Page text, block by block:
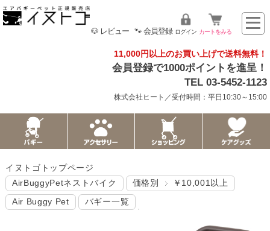
11,000円以上のお買い上げで送料無料！
会員登録で1000ポイントを進呈！
TEL 03-5452-1123
株式会社ヒート／受付時間：平日10:30～15:00
🐶 レビュー 🐾 会員登録 ログイン カートをみる
イヌトゴトップページ
AirBuggyPetネストバイク
価格別 ￥10,001以上
Air Buggy Pet バギー一覧